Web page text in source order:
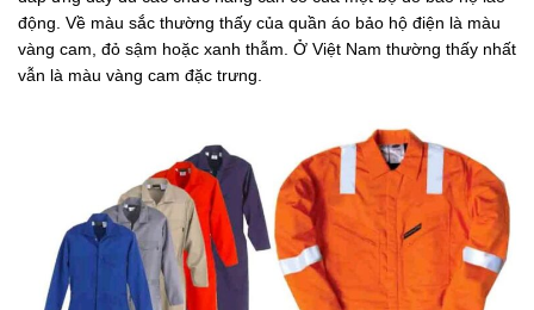
động. Về màu sắc thường thấy của quần áo bảo hộ điện là màu
vàng cam, đỏ sậm hoặc xanh thẫm. Ở Việt Nam thường thấy nhất
vẫn là màu vàng cam đặc trưng.